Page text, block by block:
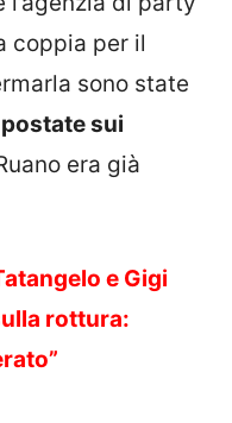
coppia per il
sono state
sui
era già
e Gigi
rottura: